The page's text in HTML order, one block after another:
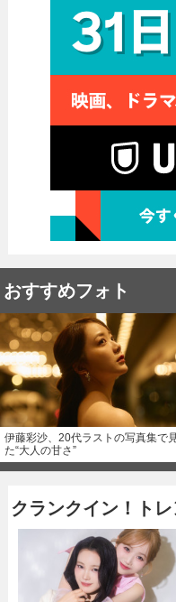
おすすめフォト
伊藤彩沙、20代ラストの写真集で
た“大人の甘さ”
クランクイン！ト